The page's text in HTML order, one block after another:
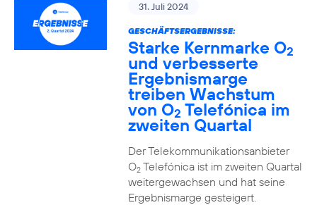
31. Juli 2024
GESCHÄFTSERGEBNISSE:
Starke Kernmarke O2
und verbesserte
Ergebnismarge
treiben Wachstum
von O2 Telefónica im
zweiten Quartal
Der Telekommunikationsanbieter
O2Telefónica ist im zweiten Quartal
weitergewachsen und hat seine
Ergebnismarge gesteigert.